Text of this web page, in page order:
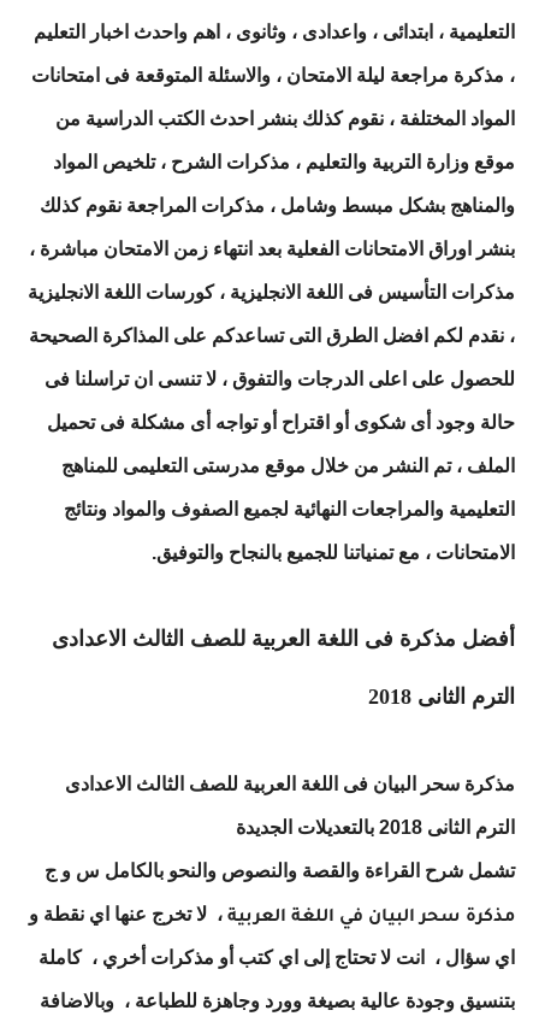
التعليمية ، ابتدائى ، واعدادى ، وثانوى ، اهم واحدث اخبار التعليم
، مذكرة مراجعة ليلة الامتحان ، والاسئلة المتوقعة فى امتحانات
المواد المختلفة ، نقوم كذلك بنشر احدث الكتب الدراسية من
موقع وزارة التربية والتعليم ، مذكرات الشرح ، تلخيص المواد
والمناهج بشكل مبسط وشامل ، مذكرات المراجعة نقوم كذلك
بنشر اوراق الامتحانات الفعلية بعد انتهاء زمن الامتحان مباشرة ،
مذكرات التأسيس فى اللغة الانجليزية ، كورسات اللغة الانجليزية
، نقدم لكم افضل الطرق التى تساعدكم على المذاكرة الصحيحة
للحصول على اعلى الدرجات والتفوق ، لا تنسى ان تراسلنا فى
حالة وجود أى شكوى أو اقتراح أو تواجه أى مشكلة فى تحميل
الملف ، تم النشر من خلال موقع مدرستى التعليمى للمناهج
التعليمية والمراجعات النهائية لجميع الصفوف والمواد ونتائج
الامتحانات ، مع تمنياتنا للجميع بالنجاح والتوفيق.
أفضل مذكرة فى اللغة العربية للصف الثالث الاعدادى
الترم الثانى 2018
مذكرة سحر البيان فى اللغة العربية للصف الثالث الاعدادى
الترم الثانى 2018 بالتعديلات الجديدة
تشمل شرح القراءة والقصة والنصوص والنحو بالكامل س و ج
مذكرة سحر البيان في اللغة العربية ، لا تخرج عنها اي نقطة و
اي سؤال ، انت لا تحتاج إلى اي كتب أو مذكرات أخري ، كاملة
بتنسيق وجودة عالية بصيغة وورد وجاهزة للطباعة ، وبالاضافة